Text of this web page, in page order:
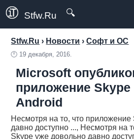
Stfw.Ru 🔍
Stfw.Ru › Новости ›Софт и ОС
🕛 19 декабря, 2016.
Microsoft
приложение
Android
Несмотря на то, что
давно доступно ..., Несмотря на
Skype уже довольно давно